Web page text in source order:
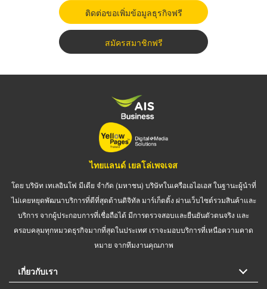
ติดต่อขอเพิ่มข้อมูลธุรกิจฟรี
สมัครสมาชิกฟรี
ไทยแลนด์ เยลโล่เพจเจส
โดย บริษัท เทเลอินโฟ มีเดีย จำกัด (มหาชน) บริษัทในเครือเอไอเอส ในฐานะผู้นำที่
ไม่เคยหยุดพัฒนาบริการที่ดีที่สุดด้านดิจิทัล มาร์เก็ตติ้ง ผ่านเว็บไซต์รวมสินค้าและ
บริการ จากผู้ประกอบการที่เชื่อถือได้ มีการตรวจสอบและยืนยันตัวตนจริง และ
ครอบคลุมทุกหมวดธุรกิจมากที่สุดในประเทศ เราจะมอบบริการที่เหนือความคาด
หมาย จากทีมงานคุณภาพ
เกี่ยวกับเรา